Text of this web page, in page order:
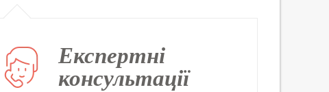
Експертні
консультації